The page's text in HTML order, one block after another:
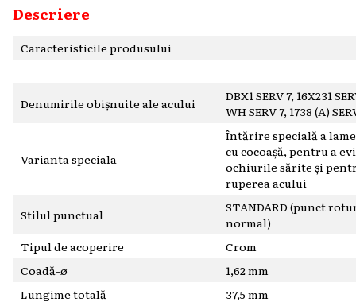
Descriere
Caracteristicile produsului
Denumirile obișnuite ale acului
DBX1 SERV 7, 16X231
WH SERV 7, 1738 (A)
Varianta speciala
Întărire specială a
cu cocoașă, pentru a
ochiurile sărite și
ruperea acului
Stilul punctual
STANDARD (punct
normal)
Tipul de acoperire
Crom
Coadă-ø
1,62 mm
Lungime totală
37,5 mm